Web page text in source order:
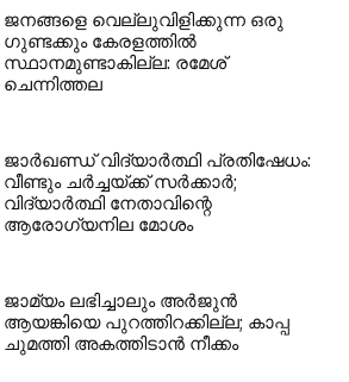
ജനങ്ങളെ വെല്ലുവിളിക്കുന്ന ഒരു
ഗുണ്ടക്കും കേരളത്തിൽ
സ്ഥാനമുണ്ടാകില്ല: രമേശ്
ചെന്നിത്തല
ജാർഖണ്ഡ് വിദ്യാർത്ഥി പ്രതിഷേധം:
വീണ്ടും ചർച്ചയ്ക്ക് സർക്കാർ;
വിദ്യാർത്ഥി നേതാവിന്റെ
ആരോഗ്യനില മോശം
ജാമ്യം ലഭിച്ചാലും അർജുൻ
ആയങ്കിയെ പുറത്തിറക്കില്ല; കാപ്പ
ചുമത്തി അകത്തിടാൻ നീക്കം